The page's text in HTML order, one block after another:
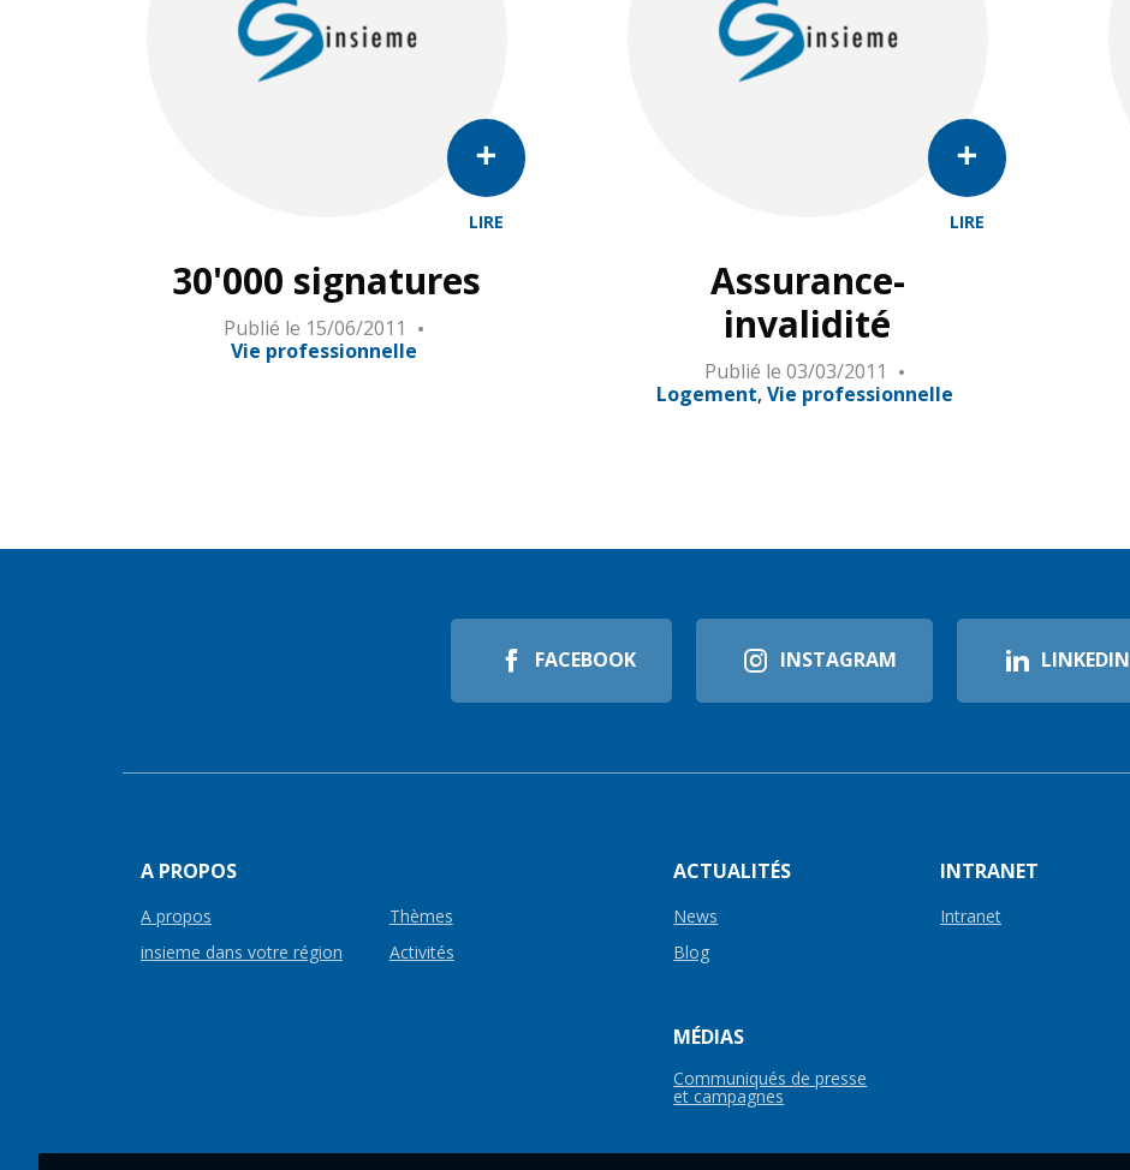
LIRE
30'000 signatures
Publié le 15/06/2011
Vie professionnelle
LIRE
Assurance-
invalidité
Publié le 03/03/2011
Logement Vie professionnelle
FACEBOOK INSTAGRAM LINKEDIN
A PROPOS
A propos
Thèmes
insieme dans votre région
Activités
ACTUALITÉS
News
Blog
MÉDIAS
Communiqués de presse
et campagnes
INTRANET
Intranet